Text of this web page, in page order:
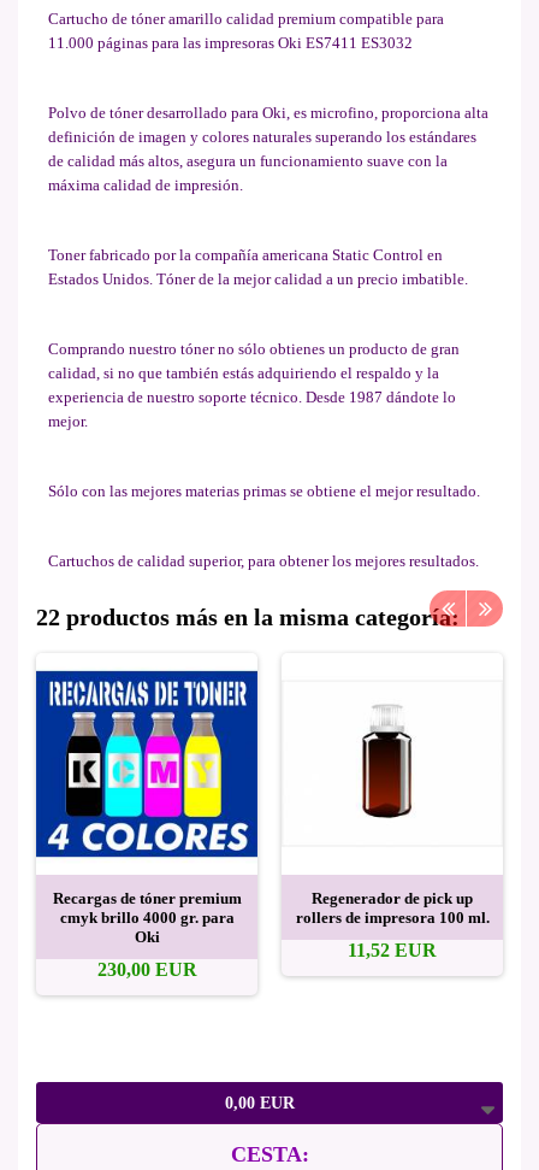
0,00 EUR
CESTA:
Cartucho de tóner amarillo calidad premium compatible para
11.000 páginas para las impresoras Oki ES7411 ES3032
Polvo de tóner desarrollado para Oki, es microfino, proporciona alta
definición de imagen y colores naturales superando los estándares
de calidad más altos, asegura un funcionamiento suave con la
máxima calidad de impresión.
Toner fabricado por la compañía americana Static Control en
Estados Unidos. Tóner de la mejor calidad a un precio imbatible.
Comprando nuestro tóner no sólo obtienes un producto de gran
calidad, si no que también estás adquiriendo el respaldo y la
experiencia de nuestro soporte técnico. Desde 1987 dándote lo
mejor.
Sólo con las mejores materias primas se obtiene el mejor resultado.
Cartuchos de calidad superior, para obtener los mejores resultados.
22 productos más en la misma categoría:
Recargas de tóner premium
cmyk brillo 4000 gr. para
Oki
230,00 EUR
Regenerador de pick up
rollers de impresora 100 ml.
11,52 EUR